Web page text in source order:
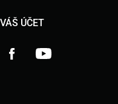
VÁŠ ÚČET
Facebook